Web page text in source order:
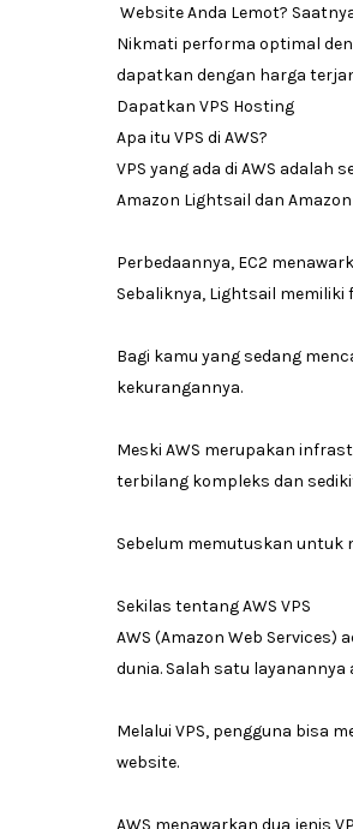
Website Anda Lemot?
Nikmati performa optimal
dapatkan dengan harga
Dapatkan VPS Hosting
Apa itu VPS di AWS?
VPS yang ada di AWS adalah
Amazon Lightsail dan Amazon
Perbedaannya, EC2
Sebaliknya, Lightsail
Bagi kamu yang sedang
kekurangannya.
Meski AWS merupakan
terbilang kompleks dan
Sebelum memutuskan untuk
Sekilas tentang AWS VPS
AWS (Amazon Web
dunia. Salah satu layanannya
Melalui VPS, pengguna bisa
website.
AWS menawarkan dua jenis